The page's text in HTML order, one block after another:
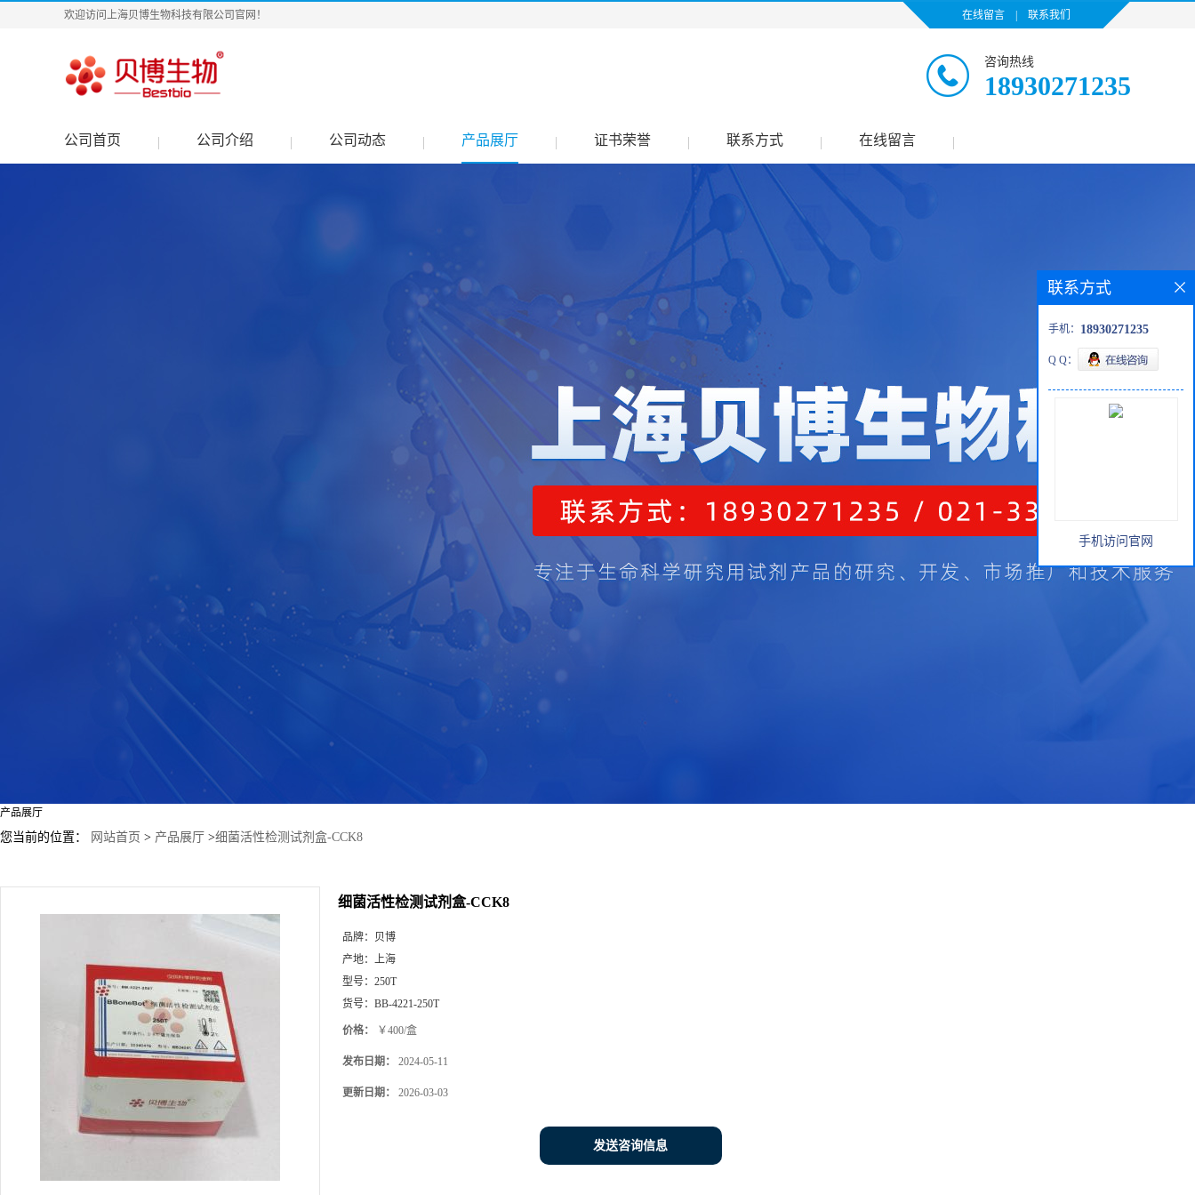
欢迎访问上海贝博生物科技有限公司官网！ 在线留言 联系我们
咨询热线
18930271235
公司首页 公司介绍 公司动态 产品展厅 证书荣誉 联系方式 在线留言
产品展厅
您当前的位置： 网站首页 > 产品展厅 >细菌活性检测试剂盒-CCK8
细菌活性检测试剂盒-CCK8
品牌： 贝博
产地： 上海
型号： 250T
货号： BB-4221-250T
价格： ￥400/盒
发布日期： 2024-05-11
更新日期： 2026-03-03
发送咨询信息
联系方式
手机： 18930271235
Q Q：
手机访问官网